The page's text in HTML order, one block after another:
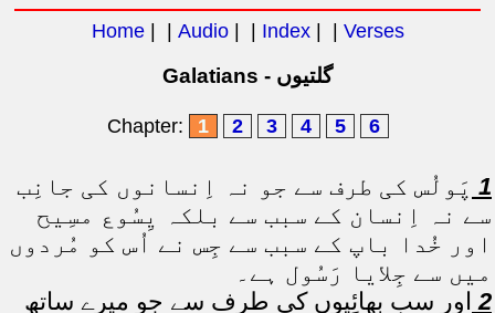
Home| | Audio| | Index| | Verses
Galatians - گلتیوں
Chapter: 1 2 3 4 5 6
1 پَولُس کی طرف سے جو نہ اِنسانوں کی جانِب
سے نہ اِنسان کے سبب سے بلکہ یِسُوع مسِیح
اور خُدا باپ کے سبب سے جِس نے اُس کو مُردوں
میں سے جِلایا رَسُول ہے۔
2 اور سب بھائِیوں کی طرف سے جو میرے ساتھ